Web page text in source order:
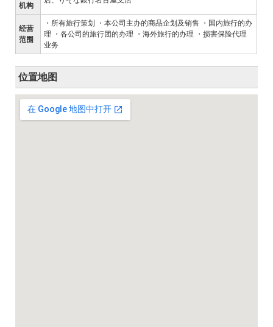
机构
经营
范围
・所有旅行策划 ・本公司主办的商品企划及销售 ・国内旅行的办
理 ・各公司的旅行团的办理 ・海外旅行的办理 ・损害保险代理
业务
位置地图